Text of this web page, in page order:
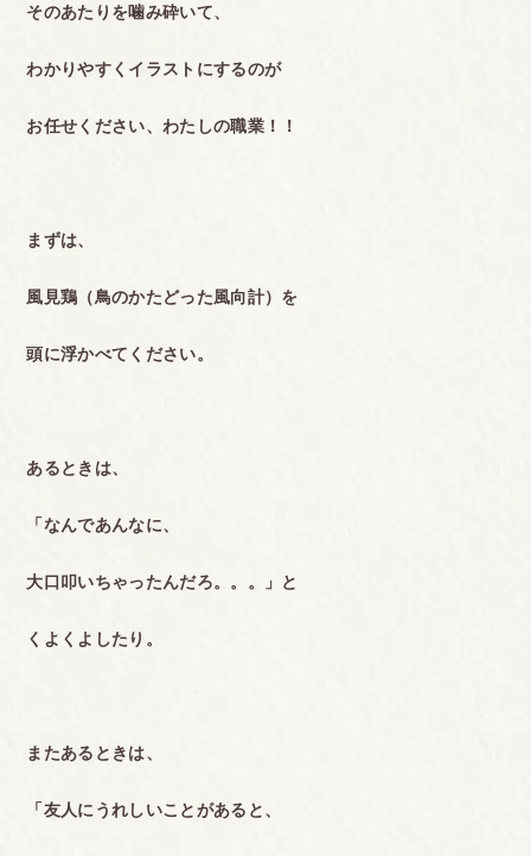
そのあたりを噛み砕いて、
わかりやすくイラストにするのが
お任せください、わたしの職業！！
まずは、
風見鶏（鳥のかたどった風向計）を
頭に浮かべてください。
あるときは、
「なんであんなに、
大口叩いちゃったんだろ。。。」と
くよくよしたり。
またあるときは、
「友人にうれしいことがあると、